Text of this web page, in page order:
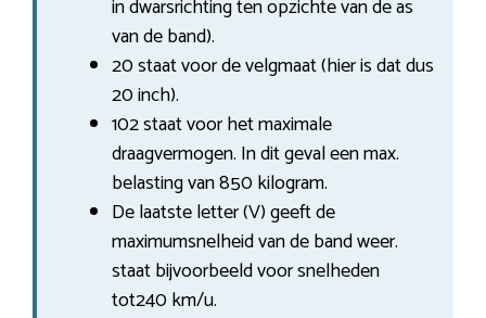
in dwarsrichting ten opzichte van de as
van de band).
20 staat voor de velgmaat (hier is dat dus
20 inch).
102 staat voor het maximale
draagvermogen. In dit geval een max.
belasting van 850 kilogram.
De laatste letter (V) geeft de
maximumsnelheid van de band weer.
staat bijvoorbeeld voor snelheden
tot240 km/u.